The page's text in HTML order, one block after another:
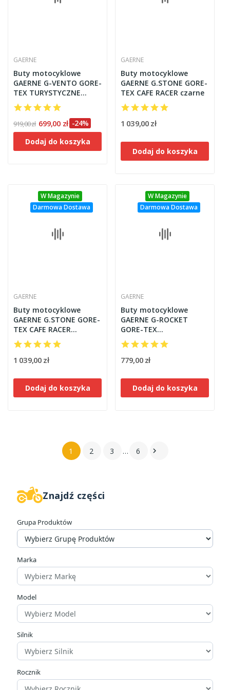
W magazynie
Cena
Producenci
Rozmiar
Rozmiar butów
Wodoodporność
Znajdź części
Grupa Produktów
Marka
Model
Silnik
Rocznik
GAERNE
Buty motocyklowe
GAERNE G-VENTO GORE-
TEX TURYSTYCZNE
czarne
919,00 zł 699,00 zł -24%
Dodaj do koszyka
GAERNE
Buty motocyklowe
GAERNE G.STONE GORE-
TEX CAFE RACER czarne
1 039,00 zł
Dodaj do koszyka
W Magazynie
Darmowa Dostawa
GAERNE
Buty motocyklowe
GAERNE G.STONE GORE-
TEX CAFE RACER
brązowe
1 039,00 zł
Dodaj do koszyka
W Magazynie
Darmowa Dostawa
GAERNE
Buty motocyklowe
GAERNE G-ROCKET
GORE-TEX
TURYSTYCZNE czarne
779,00 zł
Dodaj do koszyka
1 2 3 … 6 